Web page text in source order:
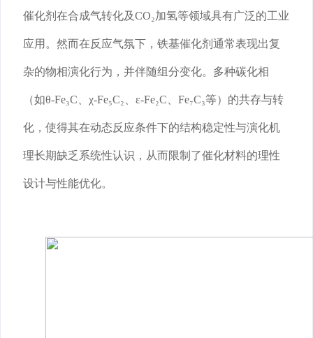
催化剂在合成气转化及CO₂加氢等领域具有广泛的工业
应用。然而在反应气氛下，铁基催化剂通常表现出复
杂的物相演化行为，并伴随组分变化。多种碳化相
（如θ-Fe₃C、χ-Fe₅C₂、ε-Fe₂C、Fe₇C₃等）的共存与转
化，使得其在动态反应条件下的结构稳定性与演化机
理长期缺乏系统性认识，从而限制了催化材料的理性
设计与性能优化。